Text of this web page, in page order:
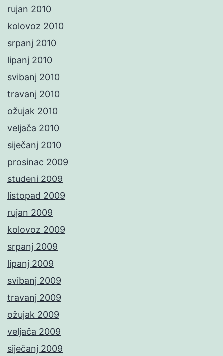
rujan 2010
kolovoz 2010
srpanj 2010
lipanj 2010
svibanj 2010
travanj 2010
ožujak 2010
veljača 2010
siječanj 2010
prosinac 2009
studeni 2009
listopad 2009
rujan 2009
kolovoz 2009
srpanj 2009
lipanj 2009
svibanj 2009
travanj 2009
ožujak 2009
veljača 2009
siječanj 2009